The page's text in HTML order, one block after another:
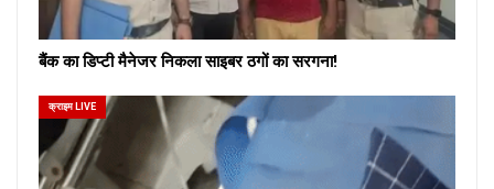
बैंक का डिप्टी मैनेजर निकला साइबर ठगों का सरगना!
क्राइम LIVE